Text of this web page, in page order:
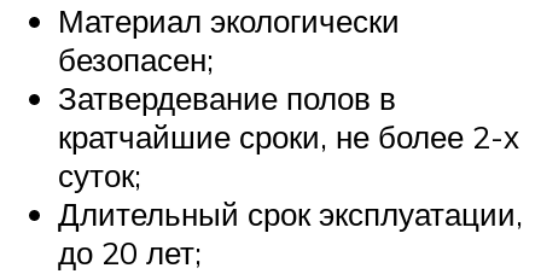
Материал экологически
безопасен;
Затвердевание полов в
кратчайшие сроки, не более 2-х
суток;
Длительный срок эксплуатации,
до 20 лет;